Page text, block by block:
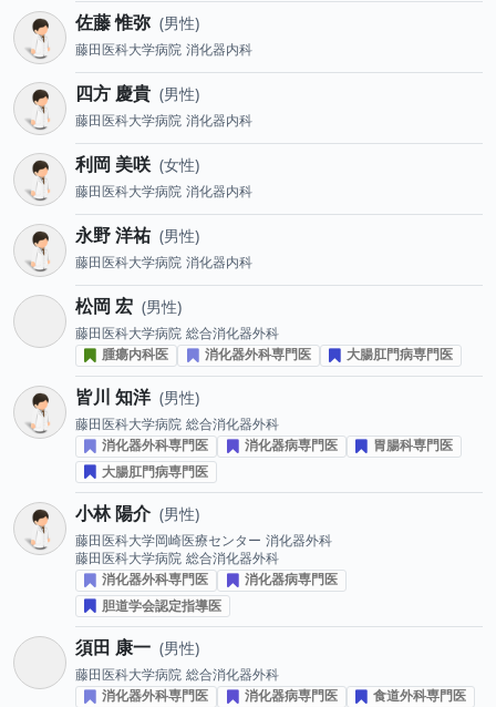
佐藤 惟弥 男性
藤田医科大学病院 消化器内科
四方 慶貴 男性
藤田医科大学病院 消化器内科
利岡 美咲 女性
藤田医科大学病院 消化器内科
永野 洋祐 男性
藤田医科大学病院 消化器内科
松岡 宏 男性
藤田医科大学病院 総合消化器外科
腫瘍内科医
消化器外科専門医 大腸肛門病専門医
皆川 知洋 男性
藤田医科大学病院 総合消化器外科
消化器外科専門医
消化器病専門医
胃腸科専門医
大腸肛門病専門医
小林 陽介 男性
藤田医科大学岡崎医療センター 消化器外科
藤田医科大学病院 総合消化器外科
消化器外科専門医
消化器病専門医
胆道学会認定指導医
須田 康一 男性
藤田医科大学病院 総合消化器外科
消化器外科専門医
消化器病専門医 食道外科専門医